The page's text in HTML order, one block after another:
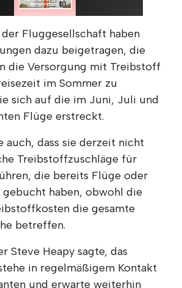
der Fluggesellschaft haben
dazu beigetragen, die
die Versorgung mit Treibstoff
im Sommer zu
sich auf die im Juni, Juli und
Flüge erstreckt.
auch, dass sie derzeit nicht
Treibstoffzuschläge für
die bereits Flüge oder
gebucht haben, obwohl die
die gesamte
betreffen.
Steve Heapy sagte, das
in regelmäßigem Kontakt
und erwarte weiterhin